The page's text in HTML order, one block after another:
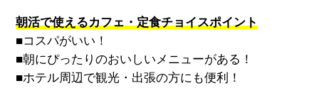
朝活で使えるカフェ・定食チョイスポイント
■コスパがいい！
■朝にぴったりのおいしいメニューがある！
■ホテル周辺で観光・出張の方にも便利！